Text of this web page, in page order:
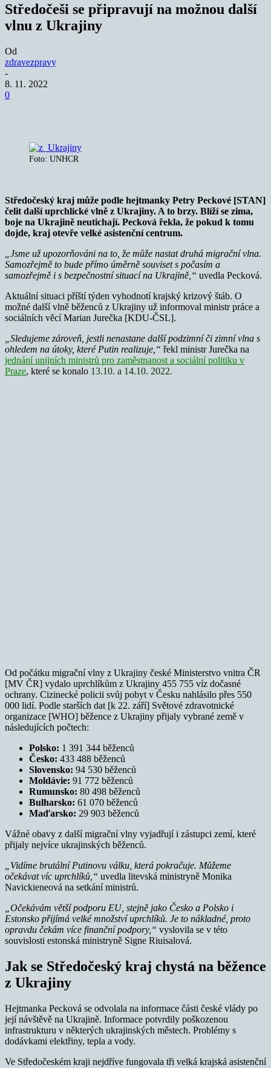
Středočeši se připravují na možnou další
vlnu z Ukrajiny
Od
zdravezpravy
-
8. 11. 2022
0
Foto: UNHCR
Středočeský kraj může podle hejtmanky Petry Peckové [STAN]
čelit další uprchlické vlně z Ukrajiny. A to brzy. Blíží se zima,
boje na Ukrajině neutichají. Pecková řekla, že pokud k tomu
dojde, kraj otevře velké asistenční centrum.
„Jsme už upozorňováni na to, že může nastat druhá migrační vlna.
Samozřejmě to bude přímo úměrně souviset s počasím a
samozřejmě i s bezpečnostní situací na Ukrajině,“ uvedla Pecková.
Aktuální situaci příští týden vyhodnotí krajský krizový štáb. O
možné další vlně běženců z Ukrajiny už informoval ministr práce a
sociálních věcí Marian Jurečka [KDU-ČSL].
„Sledujeme zároveň, jestli nenastane další podzimní či zimní vlna s
ohledem na útoky, které Putin realizuje,“ řekl ministr Jurečka na
jednání unijních ministrů pro zaměstnanost a sociální politiku v
Praze, které se konalo 13.10. a 14.10. 2022.
Od počátku migrační vlny z Ukrajiny české Ministerstvo vnitra ČR
[MV ČR] vydalo uprchlíkům z Ukrajiny 455 755 víz dočasné
ochrany. Cizinecké policii svůj pobyt v Česku nahlásilo přes 550
000 lidí. Podle starších dat [k 22. září] Světové zdravotnické
organizace [WHO] běžence z Ukrajiny přijaly vybrané země v
následujících počtech:
Polsko: 1 391 344 běženců
Česko: 433 488 běženců
Slovensko: 94 530 běženců
Moldávie: 91 772 běženců
Rumunsko: 80 498 běženců
Bulharsko: 61 070 běženců
Maďarsko: 29 903 běženců
Vážné obavy z další migrační vlny vyjadřují i zástupci zemí, které
přijaly nejvíce ukrajinských běženců.
„Vidíme brutální Putinovu válku, která pokračuje. Můžeme
očekávat víc uprchlíků,“ uvedla litevská ministryně Monika
Navickieneová na setkání ministrů.
„Očekávám větší podporu EU, stejně jako Česko a Polsko i
Estonsko přijímá velké množství uprchlíků. Je to nákladné, proto
opravdu čekám více finanční podpory,“ vyslovila se v této
souvislosti estonská ministryně Signe Riuisalová.
Jak se Středočeský kraj chystá na běžence
z Ukrajiny
Hejtmanka Pecková se odvolala na informace části české vlády po
její návštěvě na Ukrajině. Informace potvrdily poškozenou
infrastrukturu v některých ukrajinských městech. Problémy s
dodávkami elektřiny, tepla a vody.
Ve Středočeském kraji nejdříve fungovala tři velká krajská asistenční